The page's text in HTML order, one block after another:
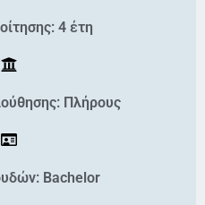
4 έτη
Πλήρους
Bachelor